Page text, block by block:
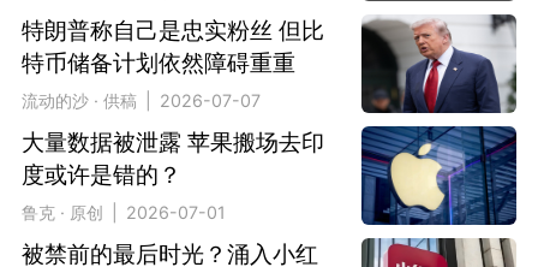
特朗普称自己是忠实粉丝 但比
特币储备计划依然障碍重重
流动的沙 · 供稿 | 2026-07-07
大量数据被泄露 苹果搬场去印
度或许是错的？
鲁克 · 原创 | 2026-07-01
被禁前的最后时光？涌入小红